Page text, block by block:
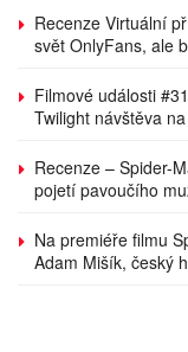
Recenze Virtuální
svět OnlyFans, ale
Filmové události
Twilight návštěva
Recenze – Spider-
pojetí pavoučího
Na premiéře filmu
Adam Mišík, český